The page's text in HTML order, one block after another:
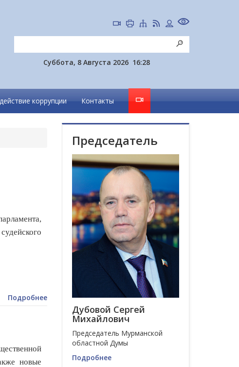
Суббота, 8 Августа 2026 16:28
коррупции Контакты
Подробнее
новые
Председатель
Дубовой Сергей
Михайлович
Председатель Мурманской
областной Думы
Подробнее